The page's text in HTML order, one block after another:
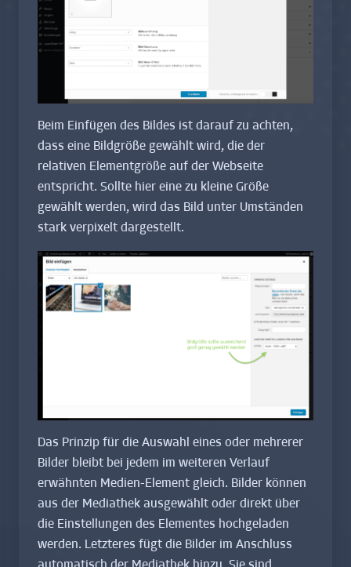
Beim Einfügen des Bildes ist darauf zu achten,
dass eine Bildgröße gewählt wird, die der
relativen Elementgröße auf der Webseite
entspricht. Sollte hier eine zu kleine Größe
gewählt werden, wird das Bild unter Umständen
stark verpixelt dargestellt.
Das Prinzip für die Auswahl eines oder mehrerer
Bilder bleibt bei jedem im weiteren Verlauf
erwähnten Medien-Element gleich. Bilder können
aus der Mediathek ausgewählt oder direkt über
die Einstellungen des Elementes hochgeladen
werden. Letzteres fügt die Bilder im Anschluss